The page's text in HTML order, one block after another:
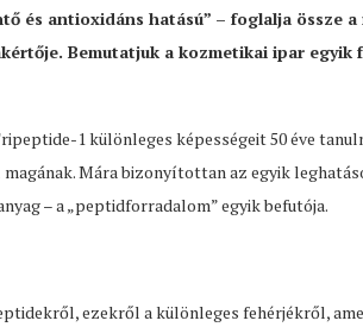
és antioxidáns hatású” – foglalja össze
Bemutatjuk a kozmetikai ipar egyik
1 különleges képességeit 50 éve
Mára bizonyítottan az egyik
– a „peptidforradalom” egyik befutója.
ezekről a különleges fehérjékről,